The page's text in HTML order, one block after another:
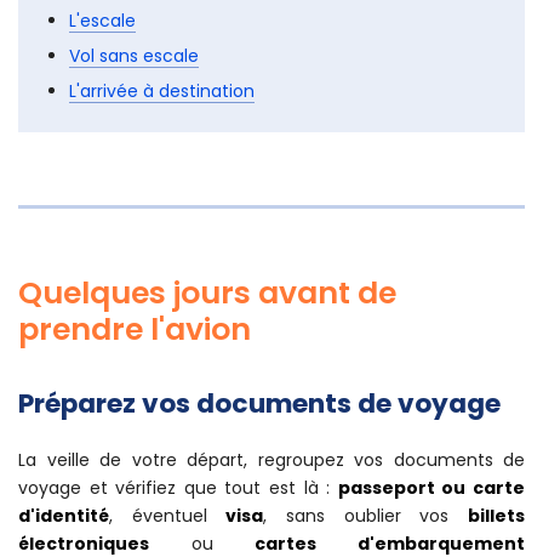
L'escale
Vol sans escale
L'arrivée à destination
Quelques jours avant de
prendre l'avion
Préparez vos documents de voyage
La veille de votre départ, regroupez vos documents de
voyage et vérifiez que tout est là : passeport ou carte
d'identité, éventuelvisa, sans oublier vos billets
électroniques ou cartes d'embarquement